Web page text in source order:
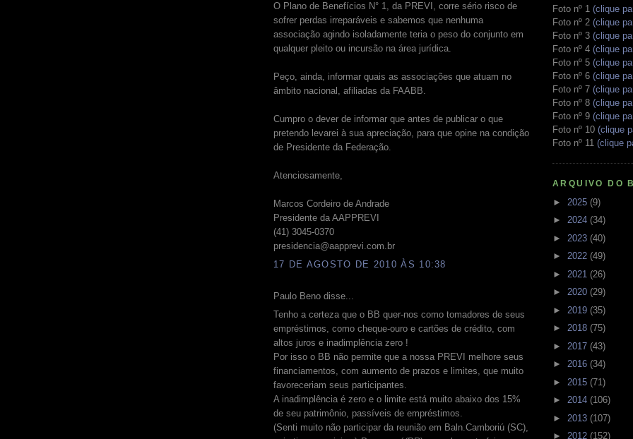
O Plano de Benefícios N° 1, da PREVI, corre sério risco de
sofrer perdas irreparáveis e sabemos que nenhuma
associação agindo isoladamente teria o peso do conjunto em
qualquer pleito ou incursão na área jurídica.
Peço, ainda, informar quais as associações que atuam no
âmbito nacional, afiliadas da FAABB.
Cumpro o dever de informar que antes de publicar o que
pretendo levarei à sua apreciação, para que opine na condição
de Presidente da Federação.
Atenciosamente,
Marcos Cordeiro de Andrade
Presidente da AAPPREVI
(41) 3045-0370
presidencia@aapprevi.com.br
17 DE AGOSTO DE 2010 ÀS 10:38
Paulo Beno disse...
Tenho a certeza que o BB quer-nos como tomadores de seus
empréstimos, como cheque-ouro e cartões de crédito, com
altos juros e inadimplência zero !
Por isso o BB não permite que a nossa PREVI melhore seus
financiamentos, com aumento de prazos e limites, que muito
favoreceriam seus participantes.
A inadimplência é zero e o limite está muito abaixo dos 15%
de seu patrimônio, passíveis de empréstimos.
(Senti muito não participar da reunião em Baln.Camboriú (SC),
Foto nº 1 (clique
Foto nº 2 (clique
Foto nº 3 (clique
Foto nº 4 (clique
Foto nº 5 (clique
Foto nº 6 (clique
Foto nº 7 (clique
Foto nº 8 (clique
Foto nº 9 (clique
Foto nº 10 (clique
Foto nº 11 (clique
ARQUIVO DO
► 2025 (9)
► 2024 (34)
► 2023 (40)
► 2022 (49)
► 2021 (26)
► 2020 (29)
► 2019 (35)
► 2018 (75)
► 2017 (43)
► 2016 (34)
► 2015 (71)
► 2014 (106)
► 2013 (107)
► 2012 (152)